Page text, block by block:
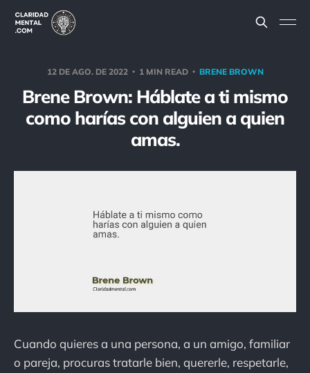
12 DE AGO. DE 2022 1 MIN READ BRENE BROWN
Brene Brown: Háblate a ti mismo
como harías con alguien a quien
amas.
Cuando quieres a una persona, a un amigo, familiar
o pareja, procuras tratarle bien, quererle, respetarle,